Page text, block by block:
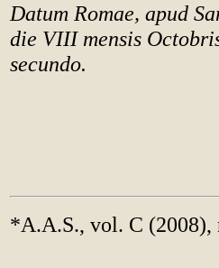
Datum Romae, apud
die VIII mensis
secundo.
*A.A.S., vol. C (2008),